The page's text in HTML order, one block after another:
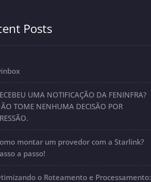
Posts
UMA NOTIFICAÇÃO DA FENINFRA?
TOME NENHUMA DECISÃO POR
montar um provedor com a Starlink?
a passo!
o Roteamento e Processamento: